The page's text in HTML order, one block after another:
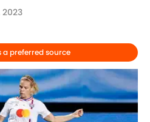
a preferred source